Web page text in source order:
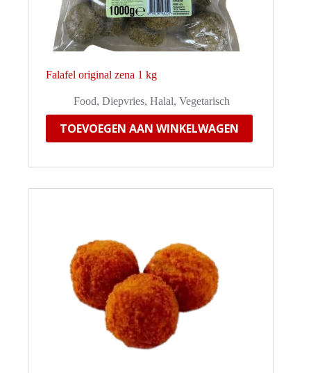
Falafel original zena 1 kg
Food, Diepvries, Halal, Vegetarisch
TOEVOEGEN AAN WINKELWAGEN